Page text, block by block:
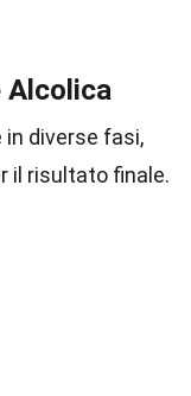
Alcolica
diverse fasi,
il risultato finale.